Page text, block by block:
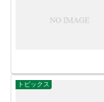
トピックス